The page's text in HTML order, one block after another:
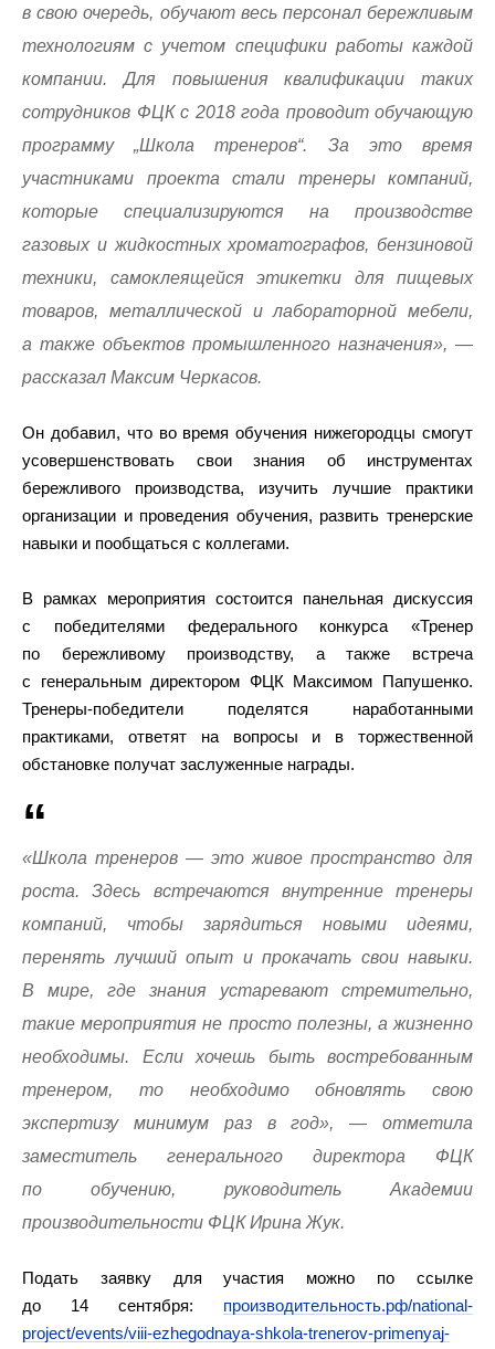
в свою очередь, обучают весь персонал бережливым
технологиям с учетом специфики работы каждой
компании. Для повышения квалификации таких
сотрудников ФЦК с 2018 года проводит обучающую
программу „Школа тренеров“. За это время
участниками проекта стали тренеры компаний,
которые специализируются на производстве
газовых и жидкостных хроматографов, бензиновой
техники, самоклеящейся этикетки для пищевых
товаров, металлической и лабораторной мебели,
а также объектов промышленного назначения», —
рассказал Максим Черкасов.
Он добавил, что во время обучения нижегородцы смогут
усовершенствовать свои знания об инструментах
бережливого производства, изучить лучшие практики
организации и проведения обучения, развить тренерские
навыки и пообщаться с коллегами.
В рамках мероприятия состоится панельная дискуссия
с победителями федерального конкурса «Тренер
по бережливому производству, а также встреча
с генеральным директором ФЦК Максимом Папушенко.
Тренеры-победители поделятся наработанными
практиками, ответят на вопросы и в торжественной
обстановке получат заслуженные награды.
«Школа тренеров — это живое пространство для
роста. Здесь встречаются внутренние тренеры
компаний, чтобы зарядиться новыми идеями,
перенять лучший опыт и прокачать свои навыки.
В мире, где знания устаревают стремительно,
такие мероприятия не просто полезны, а жизненно
необходимы. Если хочешь быть востребованным
тренером, то необходимо обновлять свою
экспертизу минимум раз в год», — отметила
заместитель генерального директора ФЦК
по обучению, руководитель Академии
производительности ФЦК Ирина Жук.
Подать заявку для участия можно по ссылке
до 14 сентября: производительность.рф/national-
project/events/viii-ezhegodnaya-shkola-trenerov-primenyaj-